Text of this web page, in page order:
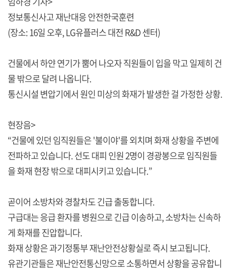
정보통신사고 재난대응 안전한국훈련
(장소: 16일 오후, LG유플러스 대전 R&D 센터)
건물에서 하얀 연기가 뿜어 나오자 직원들이 입을 막고 일제히 건
물 밖으로 달려 나옵니다.
통신시설 변압기에서 원인 미상의 화재가 발생한 걸 가정한 상황.
현장음>
“건물에 있던 임직원들은 '불이야'를 외치며 화재 상황을 주변에
전파하고 있습니다. 선도 대피 인원 2명이 경광봉으로 임직원들
을 화재 현장 밖으로 대피시키고 있습니다.”
곧이어 소방차와 경찰차도 긴급 출동합니다.
구급대는 응급 환자를 병원으로 긴급 이송하고, 소방차는 신속하
게 화재를 진압합니다.
화재 상황은 과기정통부 재난안전상황실로 즉시 보고됩니다.
유관기관들은 재난안전통신망으로 소통하면서 상황을 공유합니